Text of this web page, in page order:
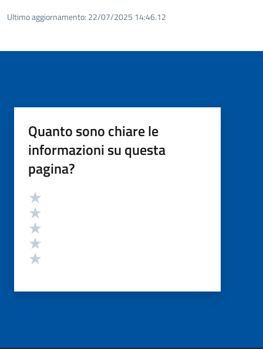
Ultimo aggiornamento: 22/07/2025 14:46.12
Quanto sono chiare le
informazioni su questa
pagina?
Valutazione